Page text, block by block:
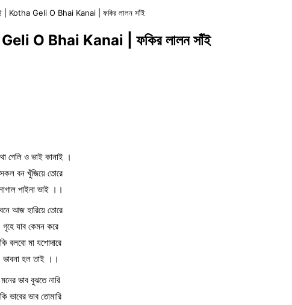
| Kotha Geli O Bhai Kanai | ফকির লালন সাঁই
Geli O Bhai Kanai | ফকির লালন সাঁই
গেলি ও ভাই কানাই ।
বন খুঁজিয়ে তোরে
পাইনা ভাই ।।
আজ হারিয়ে তোরে
গৃহে যাব কেমন করে
কি বলবো মা যশোদারে
ভাবনা হল তাই ।।
মনের ভাব বুঝতে নারি
কি ভাবের ভাব তোমারি